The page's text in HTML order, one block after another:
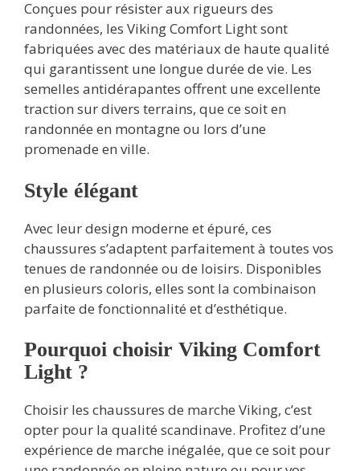
Conçues pour résister aux rigueurs des
randonnées, les Viking Comfort Light sont
fabriquées avec des matériaux de haute qualité
qui garantissent une longue durée de vie. Les
semelles antidérapantes offrent une excellente
traction sur divers terrains, que ce soit en
randonnée en montagne ou lors d’une
promenade en ville.
Style élégant
Avec leur design moderne et épuré, ces
chaussures s’adaptent parfaitement à toutes vos
tenues de randonnée ou de loisirs. Disponibles
en plusieurs coloris, elles sont la combinaison
parfaite de fonctionnalité et d’esthétique.
Pourquoi choisir Viking Comfort
Light ?
Choisir les chaussures de marche Viking, c’est
opter pour la qualité scandinave. Profitez d’une
expérience de marche inégalée, que ce soit pour